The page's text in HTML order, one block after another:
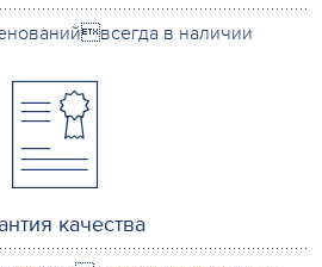
в наличии
качества